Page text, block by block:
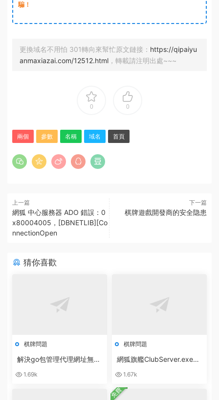
騙！
更換域名不用怕 301轉向來幫忙原文鏈接： https://qipaiyu
anmaxiazai.com/12512.html ，轉載請注明出處~~~
0 0
兩個 參數 名稱 域名 首頁
上一篇
網狐 中心服務器 ADO 錯誤：0
x80004005，[DBNETLIB][Co
nnectionOpen
下一篇
棋牌遊戲開發商的安全隐患
猜你喜歡
棋牌問題
解決go包管理代理網址無法
m/go/storage@v1.10.0: Ge
1.69k
棋牌問題
網狐旗艦ClubServer.exe數
[ 0x80040e4d ]
1.67k
免費